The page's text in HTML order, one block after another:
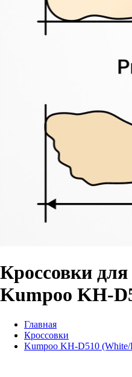
Кроссовки
Kumpoo KH-
Главная
Кроссовки
Kumpoo KH-D510 (White/